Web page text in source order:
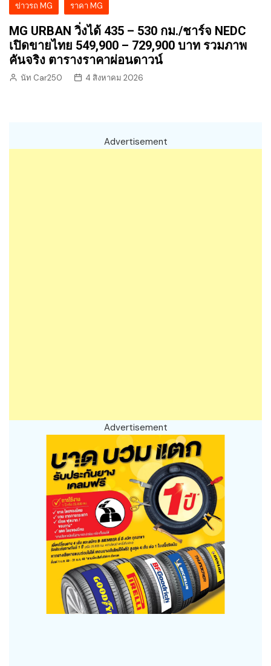
ข่าวรถ MG
ราคา MG
MG URBAN วิ่งได้ 435 – 530 กม./ชาร์จ NEDC
เปิดขายไทย 549,900 – 729,900 บาท รวมภาพ
คันจริง ตารางราคาผ่อนดาวน์
นัท Car250 4 สิงหาคม 2026
Advertisement
Advertisement